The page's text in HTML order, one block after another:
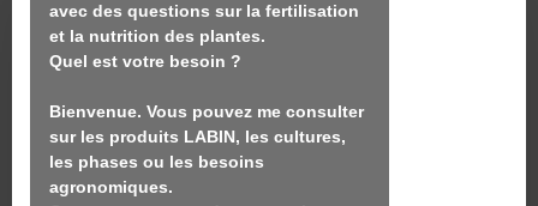
Nous
Produits
Durabilité
Contact
avec des questions sur la fertilisation
et la nutrition des plantes.
Quel est votre besoin ?
Bienvenue. Vous pouvez me consulter
sur les produits LABIN, les cultures,
les phases ou les besoins
agronomiques.